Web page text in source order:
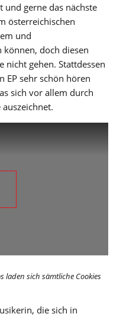
und gerne das nächste
österreichischen
und
können, doch diesen
nicht gehen. Stattdessen
EP sehr schön hören
sich vor allem durch
laden sich sämtliche Cookies
die sich in